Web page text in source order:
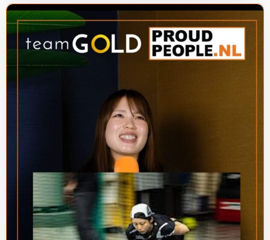
Lees
meer
over
This
or
that